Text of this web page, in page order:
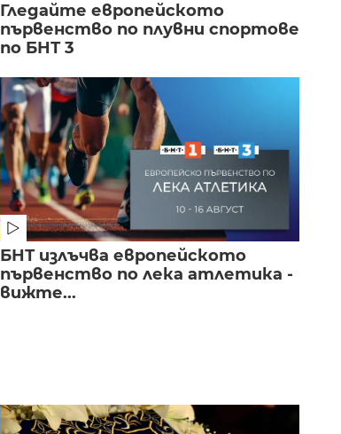
Гледайте европейското
първенство по плувни спортове
по БНТ 3
БНТ излъчва европейското
първенство по лека атлетика -
вижте...